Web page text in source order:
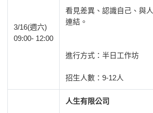
3/16(週六)
09:00- 12:00
看見差異、認識自己、與人
連結。
進行方式：半日工作坊
招生人數：9-12人
人生有限公司